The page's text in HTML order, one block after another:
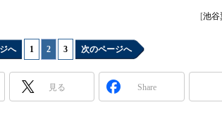
スマート工場EXPO
日本ものづくりワールド
Windows Embedded
ISO26262
[池谷
へ 1 2 3 次のページへ
見る Share